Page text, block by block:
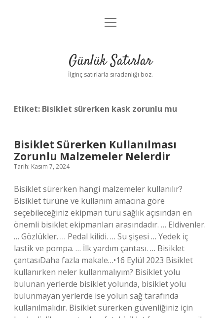
Anasayfa
Yasal Uyarı
menüyü
Günlük Satırlar
İlginç satırlarla sıradanlığı boz.
Etiket: Bisiklet sürerken kask zorunlu mu
Bisiklet Sürerken Kullanılması
Zorunlu Malzemeler Nelerdir
Tarih: Kasım 7, 2024
Bisiklet sürerken hangi malzemeler kullanılır?
Bisiklet türüne ve kullanım amacına göre
seçebileceğiniz ekipman türü sağlık açısından en
önemli bisiklet ekipmanları arasındadır. … Eldivenler.
… Gözlükler. … Pedal kilidi. … Su şişesi … Yedek iç
lastik ve pompa. … İlk yardım çantası. … Bisiklet
çantasıDaha fazla makale…•16 Eylül 2023 Bisiklet
kullanırken neler kullanmalıyım? Bisiklet yolu
bulunan yerlerde bisiklet yolunda, bisiklet yolu
bulunmayan yerlerde ise yolun sağ tarafında
kullanılmalıdır. Bisiklet sürerken güvenliğiniz için